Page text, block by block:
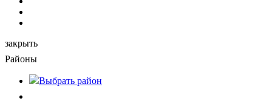
закрыть
Районы
Выбрать район